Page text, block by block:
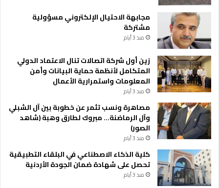
مجابهة الاحتيال الإلكتروني مسؤولية
مشتركة
منذ 3 أيام
زين أول شركة اتصالات تنال الاعتماد الدولي
المتكامل لأنظمة حماية البيانات وأمن
المعلومات واستمرارية الأعمال
منذ 3 أيام
مصاهرة ونسب تثمر عن خطوبة بين آل الشبلي
وآل الرماضنة… مبروك لطارق وهبة (شاهد
الصور)
منذ 3 أيام
كلية الذكاء الاصطناعي في البلقاء التطبيقية
تحصل على شهادة ضمان الجودة الأردنية
منذ 3 أيام